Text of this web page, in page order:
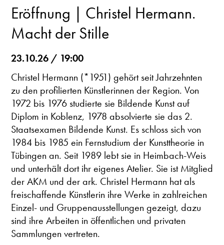
Eröffnung | Christel Hermann.
Macht der Stille
23.10.26 / 19:00
Christel Hermann (*1951) gehört seit Jahrzehnten
zu den profilierten Künstlerinnen der Region. Von
1972 bis 1976 studierte sie Bildende Kunst auf
Diplom in Koblenz, 1978 absolvierte sie das 2.
Staatsexamen Bildende Kunst. Es schloss sich von
1984 bis 1985 ein Fernstudium der Kunsttheorie in
Tübingen an. Seit 1989 lebt sie in Heimbach-Weis
und unterhält dort ihr eigenes Atelier. Sie ist Mitglied
der AKM und der ark. Christel Hermann hat als
freischaffende Künstlerin ihre Werke in zahlreichen
Einzel- und Gruppenausstellungen gezeigt, dazu
sind ihre Arbeiten in öffentlichen und privaten
Sammlungen vertreten.